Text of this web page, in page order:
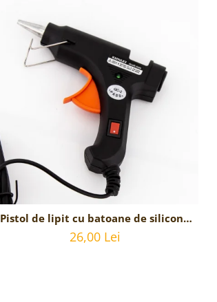
Pistol de lipit cu batoane de silicon -
20w
26,00 Lei